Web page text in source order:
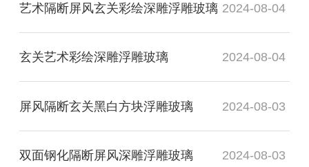
艺术隔断屏风玄关彩绘深雕浮雕玻璃 2024-08-04
玄关艺术彩绘深雕浮雕玻璃 2024-08-04
屏风隔断玄关黑白方块浮雕玻璃 2024-08-03
双面钢化隔断屏风深雕浮雕玻璃 2024-08-03